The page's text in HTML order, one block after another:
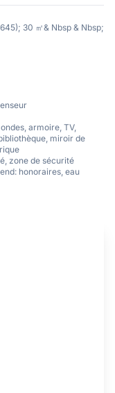
30 ㎡& Nbsp & Nbsp;
armoire, TV,
miroir de
zone de sécurité
honoraires, eau